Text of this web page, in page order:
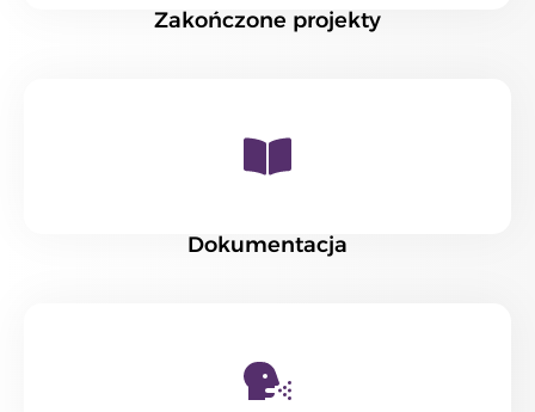
Zakończone projekty
Dokumentacja